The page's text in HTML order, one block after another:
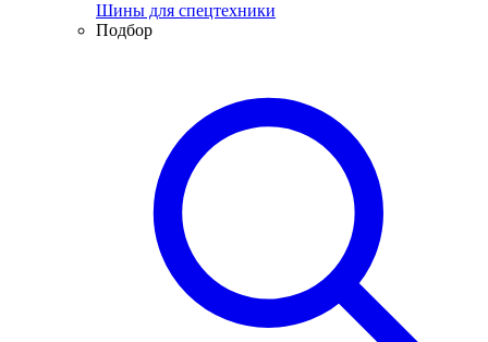
Шины для спецтехники
Подбор